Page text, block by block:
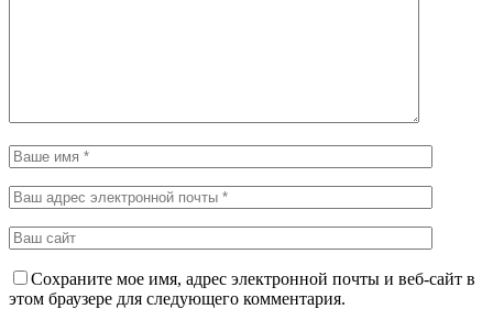
Сохраните мое имя, адрес электронной почты и веб-сайт в
этом браузере для следующего комментария.